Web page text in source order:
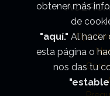
obtener más
de
"aquí." Al hacer
esta página o
nos das tu